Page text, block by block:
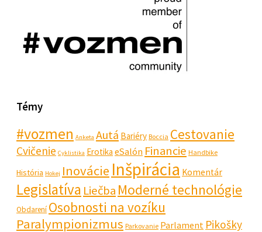
Témy
#vozmen Anketa Autá Bariéry Boccia Cestovanie
Cvičenie Cyklistika Erotika eSalón Financie Handbike
História Hokej Inovácie Inšpirácia Komentár
Legislatíva Liečba Moderné technológie
Obdarení Osobnosti na vozíku
Paralympionizmus Parkovanie Parlament Pikošky